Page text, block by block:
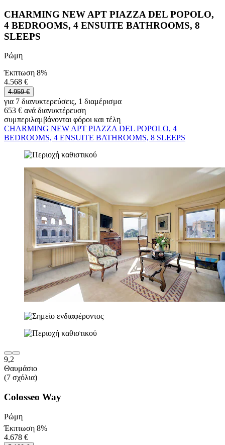
CHARMING NEW APT PIAZZA DEL POPOLO,
4 BEDROOMS, 4 ENSUITE BATHROOMS, 8
SLEEPS
Ρώμη
Έκπτωση 8%
4.568 €
4.959 €
για 7 διανυκτερεύσεις, 1 διαμέρισμα
653 € ανά διανυκτέρευση
συμπεριλαμβάνονται φόροι και τέλη
CHARMING NEW APT PIAZZA DEL POPOLO, 4
BEDROOMS, 4 ENSUITE BATHROOMS, 8 SLEEPS
9,2
Θαυμάσιο
(7 σχόλια)
Colosseo Way
Ρώμη
Έκπτωση 8%
4.678 €